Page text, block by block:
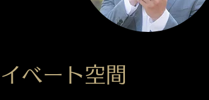
ベート空間